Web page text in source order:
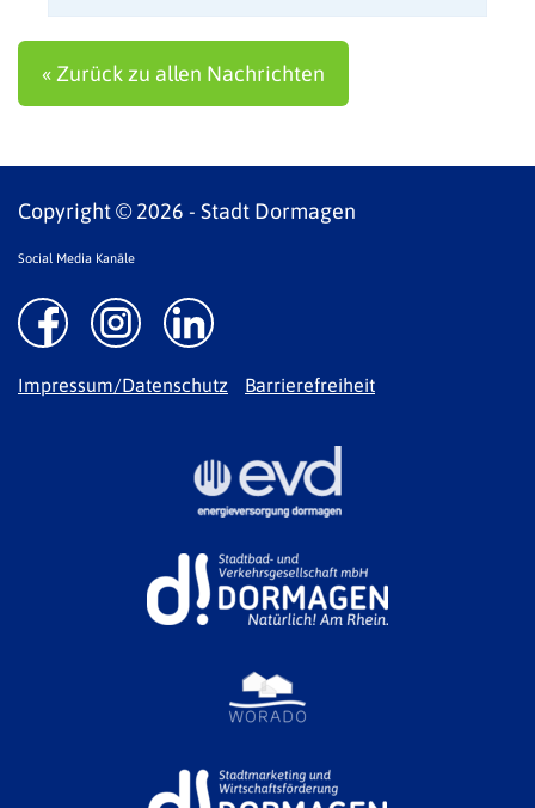
« Zurück zu allen Nachrichten
Copyright © 2026 - Stadt Dormagen
Social Media Kanäle
Impressum/Datenschutz Barrierefreiheit